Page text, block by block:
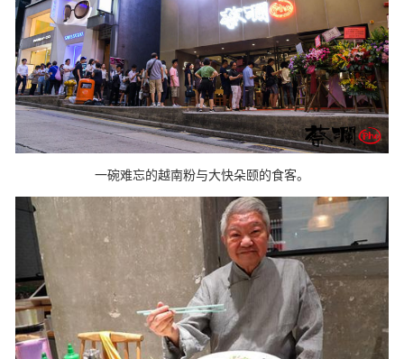
一碗难忘的越南粉与大快朵颐的食客。